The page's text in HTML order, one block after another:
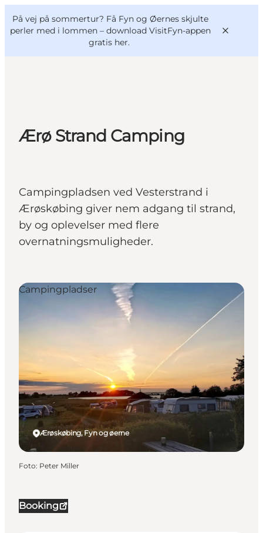
På vej på sommertur? Få Fyn og Øernes skjulte
perler med i lommen – download VisitFyn-appen
gratis her.
Oplevelser
Outdoor
Book lokale oplevelser
VisitFyn
Deutsch
Ærø Strand Camping
Campingpladsen ved Vesterstrand i
Ærøskøbing giver nem adgang til strand,
by og oplevelser med flere
overnatningsmuligheder.
Booking
Ærøskøbing, Fyn og øerne
Campingpladser
Foto: Peter Miller